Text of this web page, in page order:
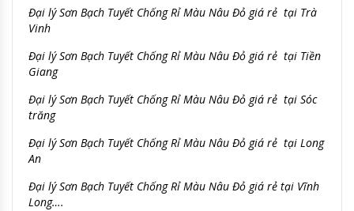
Đại lý Sơn Bạch Tuyết Chống Rỉ Màu Nâu Đỏ giá rẻ tại Trà
Vinh
Đại lý Sơn Bạch Tuyết Chống Rỉ Màu Nâu Đỏ giá rẻ tại Tiền
Giang
Đại lý Sơn Bạch Tuyết Chống Rỉ Màu Nâu Đỏ giá rẻ tại Sóc
trăng
Đại lý Sơn Bạch Tuyết Chống Rỉ Màu Nâu Đỏ giá rẻ tại Long
An
Đại lý Sơn Bạch Tuyết Chống Rỉ Màu Nâu Đỏ giá rẻ tại Vĩnh
Long….